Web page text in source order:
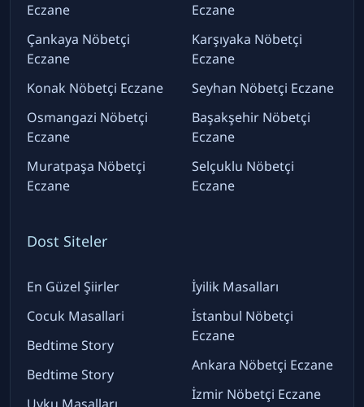
Eczane
Çankaya Nöbetçi
Eczane
Konak Nöbetçi Eczane
Osmangazi Nöbetçi
Eczane
Muratpaşa Nöbetçi
Eczane
Eczane
Karşıyaka Nöbetçi
Eczane
Seyhan Nöbetçi Eczane
Başakşehir Nöbetçi
Eczane
Selçuklu Nöbetçi
Eczane
Dost Siteler
En Güzel Şiirler
Cocuk Masallari
Bedtime Story
Bedtime Story
İyilik Masalları
İstanbul Nöbetçi
Eczane
Ankara Nöbetçi Eczane
İzmir Nöbetçi Eczane